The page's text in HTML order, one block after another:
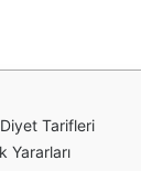
Tarifleri
Yararları